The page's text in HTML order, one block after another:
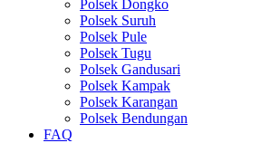
Polsek Dongko
Polsek Suruh
Polsek Pule
Polsek Tugu
Polsek Gandusari
Polsek Kampak
Polsek Karangan
Polsek Bendungan
FAQ